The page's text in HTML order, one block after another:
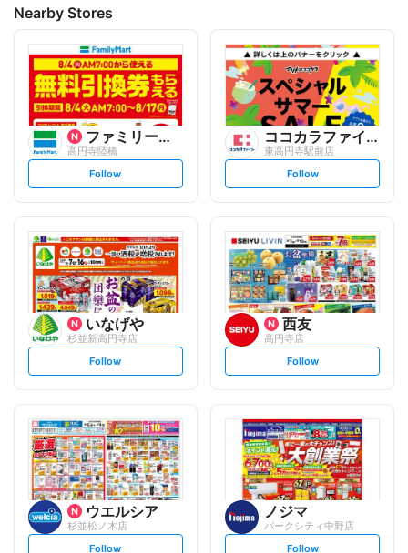
Nearby Stores
ファミリーマート
高円寺陸橋
s
t
o
w
Follow
ココカラファイン
東高円寺駅前店
s
t
l
o
w
Follow
いなげや
杉並新高円寺店
s
t
l
o
w
Follow
西友
高円寺店
s
t
l
o
w
Follow
ウエルシア
杉並松ノ木店
s
Follow
ノジマ
パークシティ中野店
s
Follow